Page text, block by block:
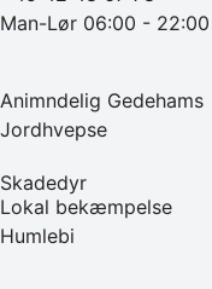
Man-Lør 06:00 - 22:00
Animndelig Gedehams
Jordhvepse
Skadedyr
Lokal bekæmpelse
Humlebi